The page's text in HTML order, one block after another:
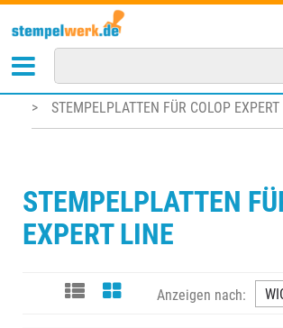
STEMPELPLATTEN FÜR
>
STEMPELPLATTEN FÜR COLOP
STEMPELPLATTEN
EXPERT LINE
Anzeigen nach: